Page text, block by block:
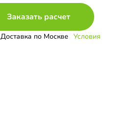
Заказать расчет
Доставка по Москве Условия